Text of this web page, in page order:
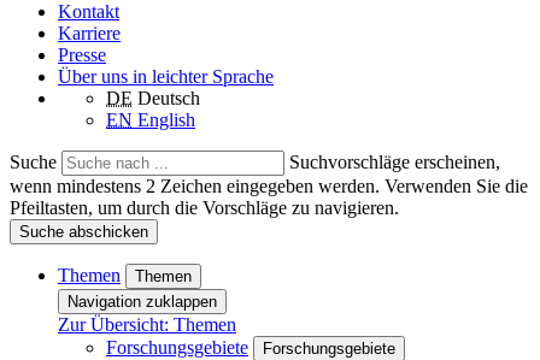
Kontakt
Karriere
Presse
Über uns in leichter Sprache
DE Deutsch
EN English
Suche
Suchvorschläge erscheinen,
wenn mindestens 2 Zeichen eingegeben werden. Verwenden Sie die
Pfeiltasten, um durch die Vorschläge zu navigieren.
Suche abschicken
Themen
Themen
Navigation zuklappen
Zur Übersicht: Themen
Forschungsgebiete
Forschungsgebiete